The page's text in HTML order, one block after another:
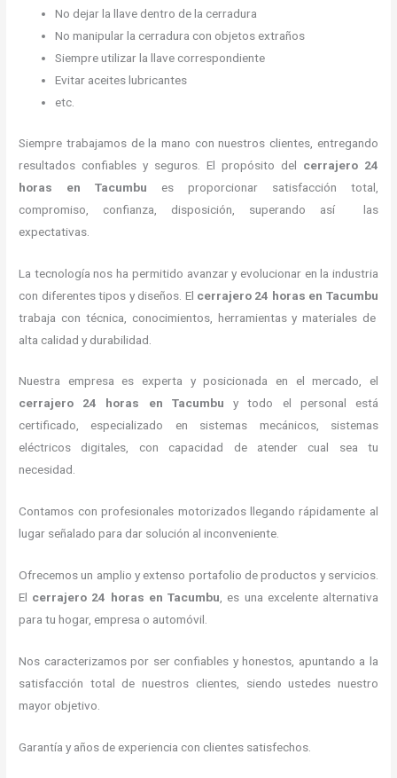
No dejar la llave dentro de la cerradura
No manipular la cerradura con objetos extraños
Siempre utilizar la llave correspondiente
Evitar aceites lubricantes
etc.
Siempre trabajamos de la mano con nuestros clientes, entregando
resultados confiables y seguros. El propósito del cerrajero 24
horas en Tacumbu es proporcionar satisfacción total,
compromiso, confianza, disposición, superando así las
expectativas.
La tecnología nos ha permitido avanzar y evolucionar en la industria
con diferentes tipos y diseños. El cerrajero 24 horas en Tacumbu
trabaja con técnica, conocimientos, herramientas y materiales de
alta calidad y durabilidad.
Nuestra empresa es experta y posicionada en el mercado, el
cerrajero 24 horas en Tacumbu y todo el personal está
certificado, especializado en sistemas mecánicos, sistemas
eléctricos digitales, con capacidad de atender cual sea tu
necesidad.
Contamos con profesionales motorizados llegando rápidamente al
lugar señalado para dar solución al inconveniente.
Ofrecemos un amplio y extenso portafolio de productos y servicios.
El cerrajero 24 horas en Tacumbu , es una excelente alternativa
para tu hogar, empresa o automóvil.
Nos caracterizamos por ser confiables y honestos, apuntando a la
satisfacción total de nuestros clientes, siendo ustedes nuestro
mayor objetivo.
Garantía y años de experiencia con clientes satisfechos.